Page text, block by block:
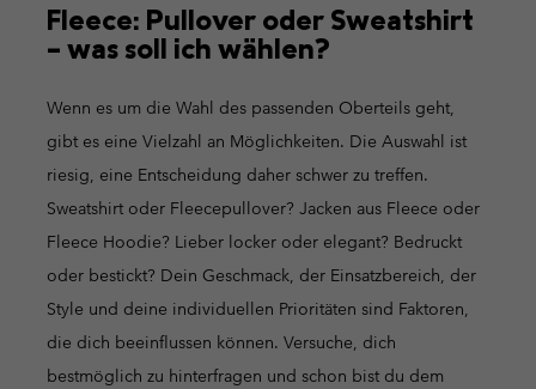
Fleece: Pullover oder Sweatshirt
– was soll ich wählen?
Wenn es um die Wahl des passenden Oberteils geht,
gibt es eine Vielzahl an Möglichkeiten. Die Auswahl ist
riesig, eine Entscheidung daher schwer zu treffen.
Sweatshirt oder Fleecepullover? Jacken aus Fleece oder
Fleece Hoodie? Lieber locker oder elegant? Bedruckt
oder bestickt? Dein Geschmack, der Einsatzbereich, der
Style und deine individuellen Prioritäten sind Faktoren,
die dich beeinflussen können. Versuche, dich
bestmöglich zu hinterfragen und schon bist du dem